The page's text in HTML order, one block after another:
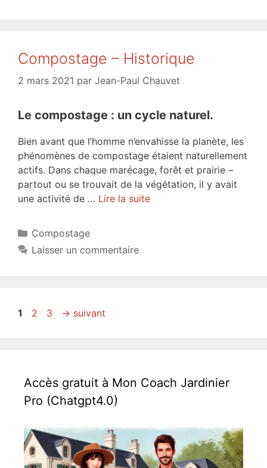
Compostage – Historique
2 mars 2021 par Jean-Paul Chauvet
Le compostage : un cycle naturel.
Bien avant que l’homme n’envahisse la planète, les
phénomènes de compostage étaient naturellement
actifs. Dans chaque marécage, forêt et prairie –
partout ou se trouvait de la végétation, il y avait
une activité de … Lire la suite
Catégories
Compostage
Laisser un commentaire
Page
1 Page
2 Page
3 → suivant
Accès gratuit à Mon Coach Jardinier
Pro (Chatgpt4.0)